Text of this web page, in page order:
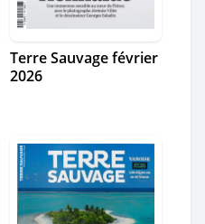
Terre Sauvage février
2026